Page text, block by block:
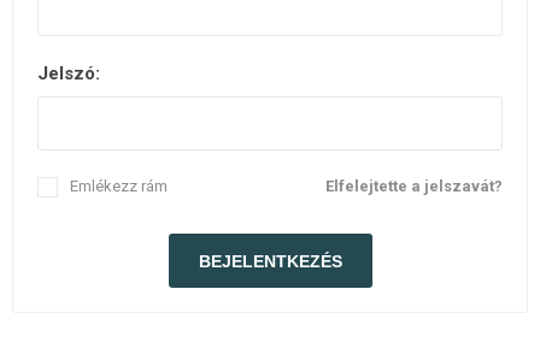
Jelszó:
Elfelejtette a jelszavát?
Emlékezz rám